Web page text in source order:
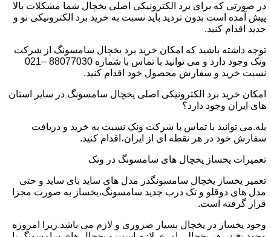
در صورتی که برای برد الکترونیکی اصلی یخچال شما مشکلات بالا
پیش آمده است بدون تردید باید نسبت به خرید برد الکترونیکی نو و
جدید اقدام کنید.
توجه داشته باشید که امکان خرید برد یخچال سامسونگ از شرکت
ونک وجود دارد و می توانید با تماس با شماره 88077030 –021
نسبت خرید و سفارش محصول خود اقدام کنید.
امکان خرید برد الکترونیکی اصلی یخچال سامسونگ در سایر استان
های ایران وجود دارد؟
بله.می توانید با تماس با شرکت ونک نسبت به خرید و دریافت
سفارش خود در هر نقطه ای از ایران،اقدام کنید.
تعمیرات یخساز یخچال های سامسونگ در ونک
تعمیر یخساز یخچال سامسونگدر مدل های ساید بای ساید و حتی
مدل های دوقلو و تک درب جدید سامسونگ،یخساز به صورت مجزا
قرار گرفته است.
وجود یخساز در یخچال بسیار ضروری و لازم می باشد.زیرا امروزه